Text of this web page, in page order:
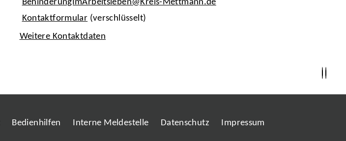
BehinderungImArbeitsleben@Kreis-Mettmann.de
Kontaktformular (verschlüsselt)
Weitere Kontaktdaten
Bedienhilfen Interne Meldestelle Datenschutz Impressum